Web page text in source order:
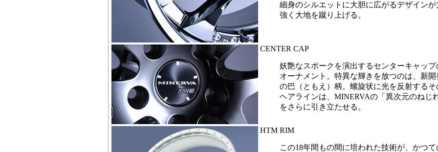
細身のシルエットに大胆に広がるデザインが
強く大地を蹴り上げる。
CENTER CAP
妖艶なスポークを演出するセンターキャップ
オーナメント。特異な輝きを放つのは、新開
の巴（ともえ）柄。螺旋状に光を反射するそ
ヘアラインは、MINERVAの「異次元のねじれ
をさらに引き立たせる。
HTM RIM
この18年間もの間に培われた技術が、かつて